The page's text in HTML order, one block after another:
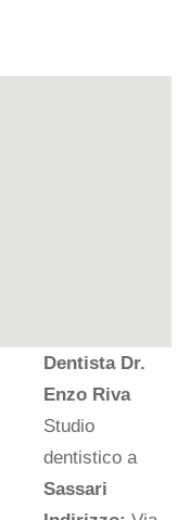
Dentista Dr.
Enzo Riva
Studio
dentistico a
Sassari